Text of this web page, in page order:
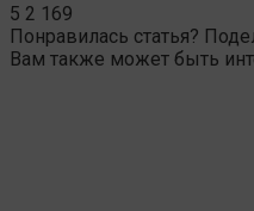
5 2 169
Понравилась статья?
Вам также может быть